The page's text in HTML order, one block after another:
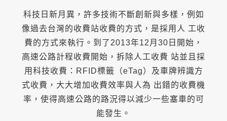
科技日新月異，許多技術不斷創新與多樣，例如
像過去台灣的收費站收費的方式，是採用人 工收
費的方式來執行。到了2013年12月30日開始，
高速公路計程收費開始，拆除人工收費 站並且採
用科技收費：RFID標籤（eTag）及車牌辨識方
式收費，大大增加收費效率與人為 出錯的收費機
率，使得高速公路的路況得以減少一些塞車的可
能發生。